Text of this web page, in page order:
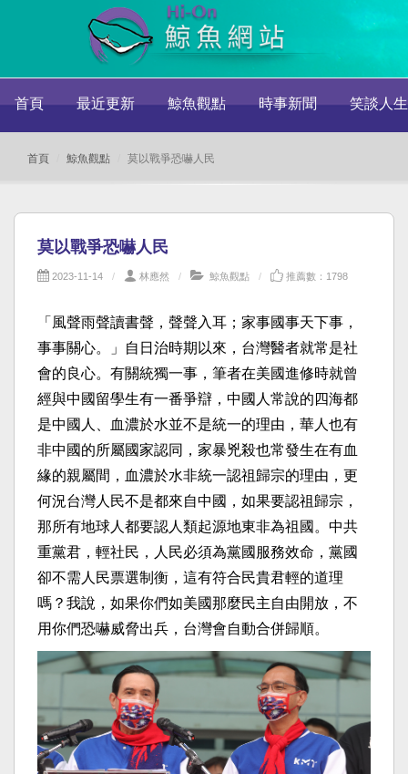
首頁 最近更新 鯨魚觀點 時事新聞 笑談人生
首頁 鯨魚觀點 莫以戰爭恐嚇人民
莫以戰爭恐嚇人民
2023-11-14 林應然 鯨魚觀點 推薦數：1798
「風聲雨聲讀書聲，聲聲入耳；家事國事天下事，
事事關心。」自日治時期以來，台灣醫者就常是社
會的良心。有關統獨一事，筆者在美國進修時就曾
經與中國留學生有一番爭辯，中國人常說的四海都
是中國人、血濃於水並不是統一的理由，華人也有
非中國的所屬國家認同，家暴兇殺也常發生在有血
緣的親屬間，血濃於水非統一認祖歸宗的理由，更
何況台灣人民不是都來自中國，如果要認祖歸宗，
那所有地球人都要認人類起源地東非為祖國。中共
重黨君，輕社民，人民必須為黨國服務效命，黨國
卻不需人民票選制衡，這有符合民貴君輕的道理
嗎？我說，如果你們如美國那麼民主自由開放，不
用你們恐嚇威脅出兵，台灣會自動合併歸順。